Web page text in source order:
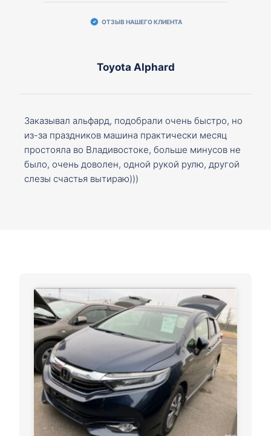
ОТЗЫВ НАШЕГО КЛИЕНТА
Toyota Alphard
Заказывал альфард, подобрали очень быстро, но
из-за праздников машина практически месяц
простояла во Владивостоке, больше минусов не
было, очень доволен, одной рукой рулю, другой
слезы счастья вытираю)))